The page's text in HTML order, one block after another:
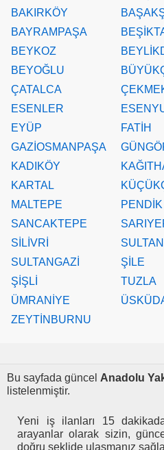
BAKIRKÖY
BAYRAMPAŞA
BEYKOZ
BEYOĞLU
ÇATALCA
ESENLER
EYÜP
FATİH
GAZİOSMANPAŞA
KADIKÖY
KARTAL
MALTEPE
PENDİK
SANCAKTEPE
SİLİVRİ
SULTANGAZİ
ŞİLE
ŞİŞLİ
TUZLA
ÜMRANİYE
ZEYTİNBURNU
Bu sayfada güncel Anadolu
listelenmiştir.
Yeni iş ilanları 15
arayanlar olarak sizin,
doğru şeklide ulaşmanız